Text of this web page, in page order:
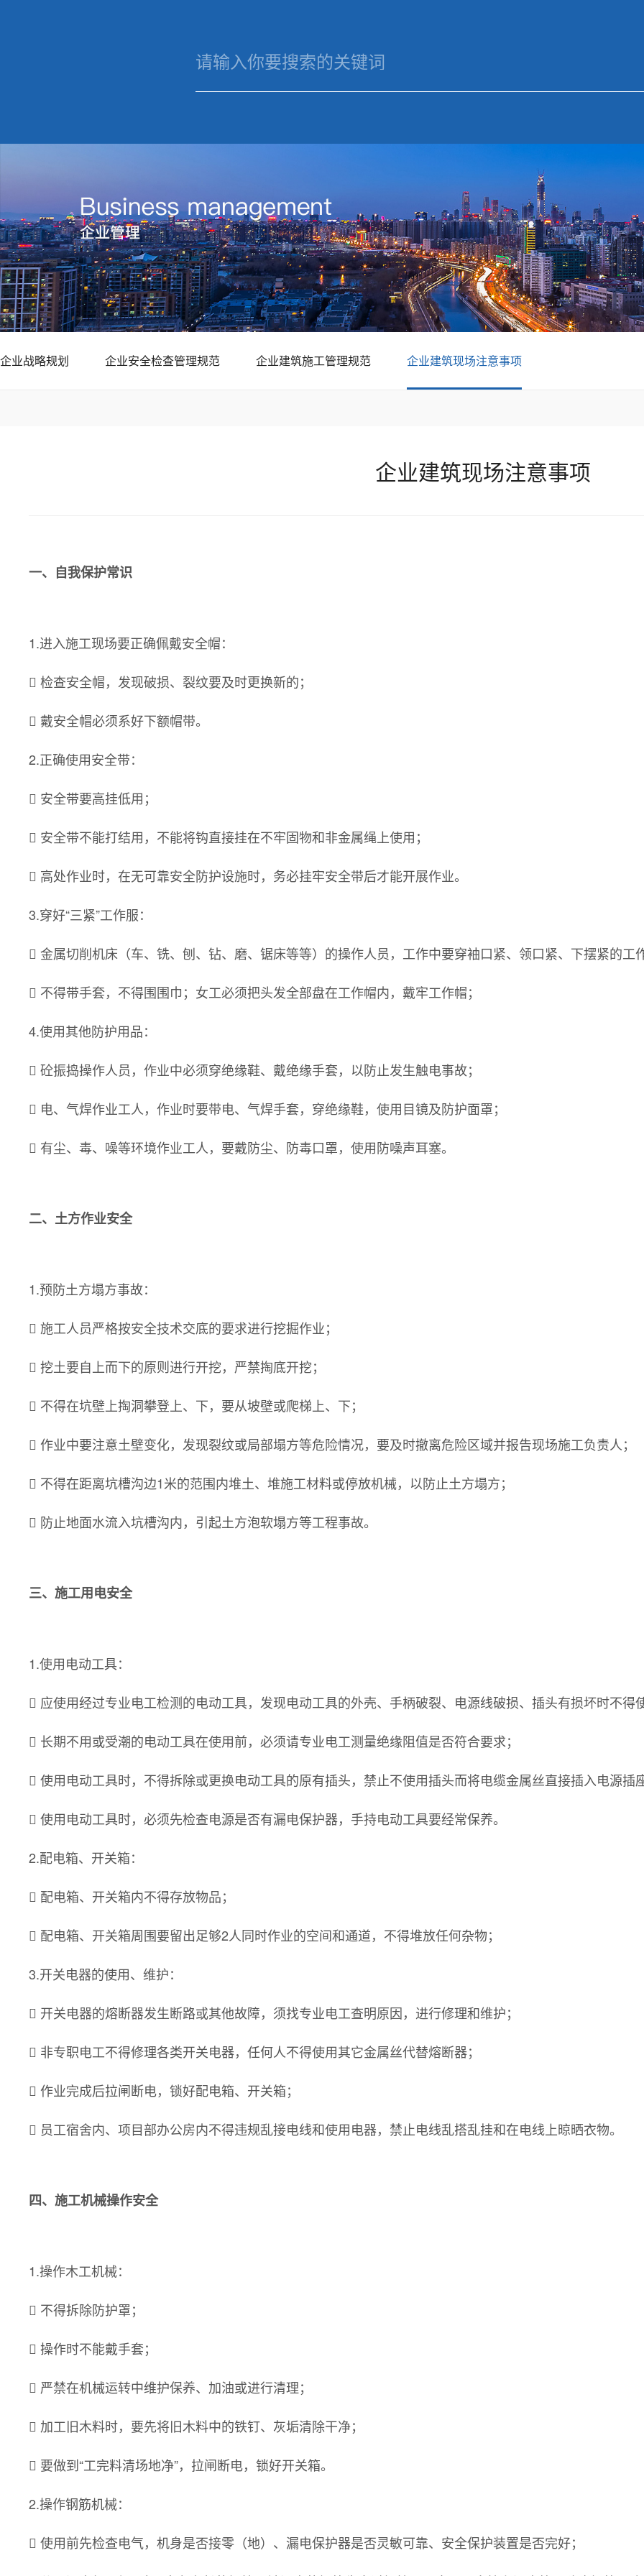
华体会电子
关于
业务
企业战略规划 企业安全检查管理规范 企业建筑施工管理规范 企业建筑现场注意事项
企业建筑现场注意事项
一、自我保护常识
1.进入施工现场要正确佩戴安全帽：
 检查安全帽，发现破损、裂纹要及时更换新的；
 戴安全帽必须系好下额帽带。
2.正确使用安全带：
 安全带要高挂低用；
 安全带不能打结用，不能将钩直接挂在不牢固物和非金属绳上使用；
 高处作业时，在无可靠安全防护设施时，务必挂牢安全带后才能开展作业。
3.穿好“三紧”工作服：
 金属切削机床（车、铣、刨、钻、磨、锯床等等）的操作人员，工作中要穿袖口紧、领口紧、下摆紧的工
 不得带手套，不得围围巾；女工必须把头发全部盘在工作帽内，戴牢工作帽；
4.使用其他防护用品：
 砼振捣操作人员，作业中必须穿绝缘鞋、戴绝缘手套，以防止发生触电事故；
 电、气焊作业工人，作业时要带电、气焊手套，穿绝缘鞋，使用目镜及防护面罩；
 有尘、毒、噪等环境作业工人，要戴防尘、防毒口罩，使用防噪声耳塞。
二、土方作业安全
1.预防土方塌方事故：
 施工人员严格按安全技术交底的要求进行挖掘作业；
 挖土要自上而下的原则进行开挖，严禁掏底开挖；
 不得在坑壁上掏洞攀登上、下，要从坡壁或爬梯上、下；
 作业中要注意土壁变化，发现裂纹或局部塌方等危险情况，要及时撤离危险区域并报告现场施工负责人；
 不得在距离坑槽沟边1米的范围内堆土、堆施工材料或停放机械，以防止土方塌方；
 防止地面水流入坑槽沟内，引起土方泡软塌方等工程事故。
三、施工用电安全
1.使用电动工具：
 应使用经过专业电工检测的电动工具，发现电动工具的外壳、手柄破裂、电源线破损、插头有损坏时不得
 长期不用或受潮的电动工具在使用前，必须请专业电工测量绝缘阻值是否符合要求；
 使用电动工具时，不得拆除或更换电动工具的原有插头，禁止不使用插头而将电缆金属丝直接插入电源插
 使用电动工具时，必须先检查电源是否有漏电保护器，手持电动工具要经常保养。
2.配电箱、开关箱：
 配电箱、开关箱内不得存放物品；
 配电箱、开关箱周围要留出足够2人同时作业的空间和通道，不得堆放任何杂物；
3.开关电器的使用、维护：
 开关电器的熔断器发生断路或其他故障，须找专业电工查明原因，进行修理和维护；
 非专职电工不得修理各类开关电器，任何人不得使用其它金属丝代替熔断器；
 作业完成后拉闸断电，锁好配电箱、开关箱；
 员工宿舍内、项目部办公房内不得违规乱接电线和使用电器，禁止电线乱搭乱挂和在电线上晾晒衣物。
四、施工机械操作安全
1.操作木工机械：
 不得拆除防护罩；
 操作时不能戴手套；
 严禁在机械运转中维护保养、加油或进行清理；
 加工旧木料时，要先将旧木料中的铁钉、灰垢清除干净；
 要做到“工完料清场地净”，拉闸断电，锁好开关箱。
2.操作钢筋机械：
 使用前先检查电气，机身是否接零（地）、漏电保护器是否灵敏可靠、安全保护装置是否完好；